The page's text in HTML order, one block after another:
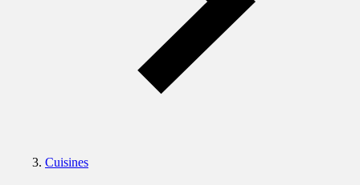
Cuisines